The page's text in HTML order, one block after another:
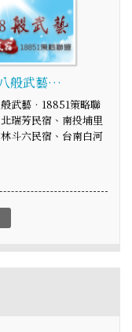
般武藝…
武藝‧18851策略聯
瑞芳民宿、南投埔里
斗六民宿、台南白河